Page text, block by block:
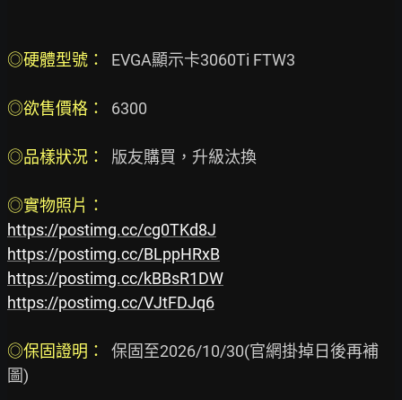
◎硬體型號： EVGA顯示卡3060Ti FTW3
◎欲售價格： 6300
◎品樣狀況： 版友購買，升級汰換
◎實物照片：
https://postimg.cc/cg0TKd8J
https://postimg.cc/BLppHRxB
https://postimg.cc/kBBsR1DW
https://postimg.cc/VJtFDJq6
◎保固證明：
保固至2026/10/30(官網掛掉日後再補
圖)